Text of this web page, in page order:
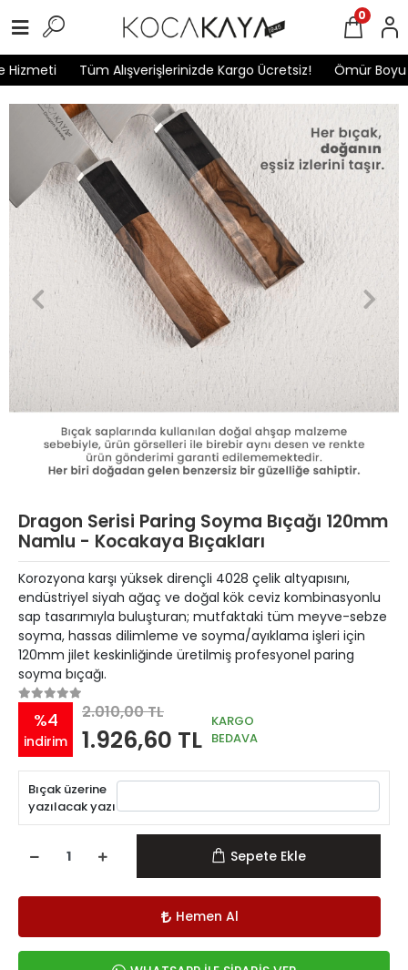
Tüm Alışverişlerinizde Kargo Ücretsiz! Ömür Boyu
0
Dragon Serisi Paring Soyma Bıçağı 120mm
Namlu - Kocakaya Bıçakları
Korozyona karşı yüksek dirençli 4028 çelik altyapısını,
endüstriyel siyah ağaç ve doğal kök ceviz kombinasyonlu
sap tasarımıyla buluşturan; mutfaktaki tüm meyve-sebze
soyma, hassas dilimleme ve soyma/ayıklama işleri için
120mm jilet keskinliğinde üretilmiş profesyonel paring
soyma bıçağı.
%4
indirim
2.010,00 TL
1.926,60 TL
KARGO
BEDAVA
Bıçak üzerine
yazılacak yazı
Sepete Ekle
Hemen Al